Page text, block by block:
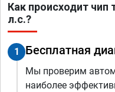
Как происходит чип
л.с.?
1 Бесплатная
Мы проверим
наиболее